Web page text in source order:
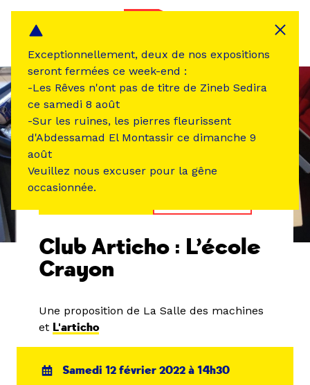
Club Articho : L’école
Crayon
Une proposition de La Salle des machines
et L'articho
Samedi 12 février 2022 à 14h30
Exceptionnellement, deux de nos expositions
seront fermées ce week-end :
-Les Rêves n'ont pas de titre de Zineb Sedira
ce samedi 8 août
-Sur les ruines, les pierres fleurissent
d'Abdessamad El Montassir ce dimanche 9
août
Veuillez nous excuser pour la gêne
occasionnée.
Panneau de gestion des cookies